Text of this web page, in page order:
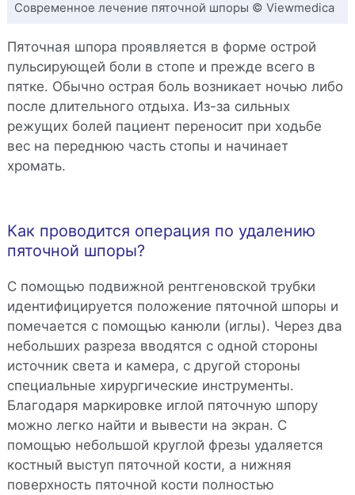
Современное лечение пяточной шпоры © Viewmedica
Пяточная шпора проявляется в форме острой
пульсирующей боли в стопе и прежде всего в
пятке. Обычно острая боль возникает ночью либо
после длительного отдыха. Из-за сильных
режущих болей пациент переносит при ходьбе
вес на переднюю часть стопы и начинает
хромать.
Как проводится операция по удалению
пяточной шпоры?
С помощью подвижной рентгеновской трубки
идентифицируется положение пяточной шпоры и
помечается с помощью канюли (иглы). Через два
небольших разреза вводятся с одной стороны
источник света и камера, с другой стороны
специальные хирургические инструменты.
Благодаря маркировке иглой пяточную шпору
можно легко найти и вывести на экран. С
помощью небольшой круглой фрезы удаляется
костный выступ пяточной кости, а нижняя
поверхность пяточной кости полностью